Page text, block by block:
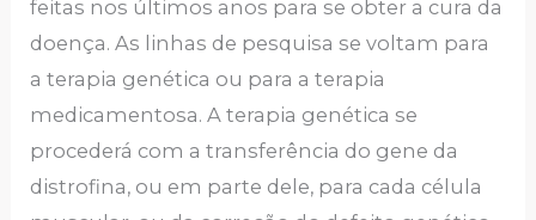
feitas nos últimos anos para se obter a cura da
doença. As linhas de pesquisa se voltam para
a terapia genética ou para a terapia
medicamentosa. A terapia genética se
procederá com a transferência do gene da
distrofina, ou em parte dele, para cada célula